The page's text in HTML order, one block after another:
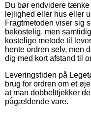
Du bør endvidere
lejlighed eller hus eller
Fragtmetoden viser sig
bekostelig, men
kostelige metode til
hente ordren selv, men
dig med kort afstand til
Leveringstiden på
brug for ordren om et
at man dobbelttjekker
pågældende vare.